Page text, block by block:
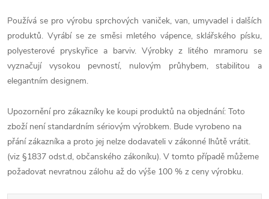
Používá se pro výrobu sprchových vaniček, van, umyvadel i dalších
produktů. Vyrábí se ze směsi mletého vápence, sklářského písku,
polyesterové pryskyřice a barviv. Výrobky z litého mramoru se
vyznačují vysokou pevností, nulovým průhybem, stabilitou a
elegantním designem.
Upozornění pro zákazníky ke koupi produktů na objednání: Toto
zboží není standardním sériovým výrobkem. Bude vyrobeno na
přání zákazníka a proto jej nelze dodavateli v zákonné lhůtě vrátit.
(viz §1837 odst.d, občanského zákoníku). V tomto případě můžeme
požadovat nevratnou zálohu až do výše 100 % z ceny výrobku.